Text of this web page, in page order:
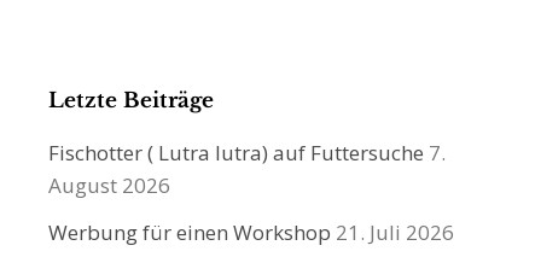
Letzte Beiträge
Fischotter ( Lutra lutra) auf Futtersuche 7.
August 2026
Werbung für einen Workshop 21. Juli 2026